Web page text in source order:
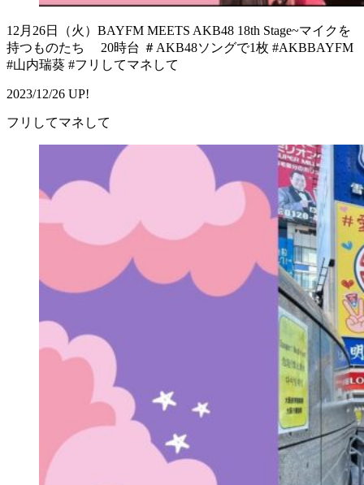
12月26日（火）BAYFM MEETS AKB48 18th Stage~マイクを
持つものたち 20時台 ＃AKB48ソングで1枚 #AKBBAYFM
#山内瑞葵 #フリしてマネして
2023/12/26 UP!
フリしてマネして